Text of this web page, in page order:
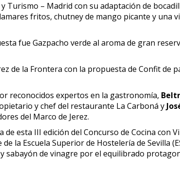
Turismo – Madrid con su adaptación de
fritos, chutney de mango picante y una
fue Gazpacho verde al aroma de gran
de la Frontera con la propuesta de Confit de
reconocidos expertos en la gastronomía,
y chef del restaurante La Carboná y
del Marco de Jerez.
esta III edición del Concurso de Cocina con
la Escuela Superior de Hostelería de Sevilla
sabayón de vinagre por el equilibrado